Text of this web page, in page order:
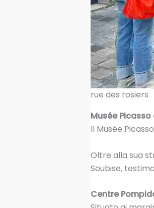
rue des rosiers
Musée
Il Musée
Oltre alla sua
Soubise,
Centre